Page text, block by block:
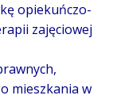
opiekuńczo-
zajęciowej
mieszkania w